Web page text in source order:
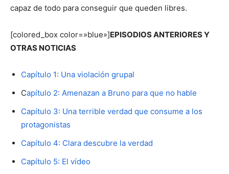
capaz de todo para conseguir que queden libres.
[colored_box color=»blue»]EPISODIOS ANTERIORES Y
OTRAS NOTICIAS
Capítulo 1: Una violación grupal
Capítulo 2: Amenazan a Bruno para que no hable
Capítulo 3: Una terrible verdad que consume a los
protagonistas
Capítulo 4: Clara descubre la verdad
Capítulo 5: El vídeo